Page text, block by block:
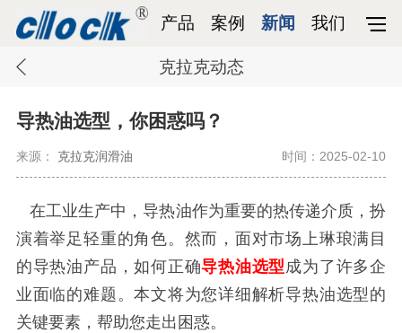
产品 案例 新闻 我们
克拉克动态
导热油选型，你困惑吗？
来源： 克拉克润滑油 时间：2025-02-10
在工业生产中，导热油作为重要的热传递介质，扮
演着举足轻重的角色。然而，面对市场上琳琅满目
的导热油产品，如何正确导热油选型成为了许多企
业面临的难题。本文将为您详细解析导热油选型的
关键要素，帮助您走出困惑。